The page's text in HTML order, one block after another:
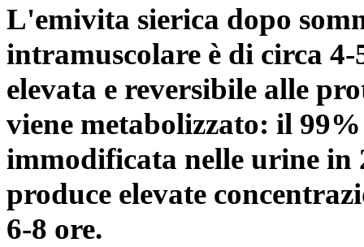
L'emivita sierica dopo
intramuscolare è di circa
elevata e reversibile alle
viene metabolizzato: il
immodificata nelle urine in
produce elevate
6-8 ore.